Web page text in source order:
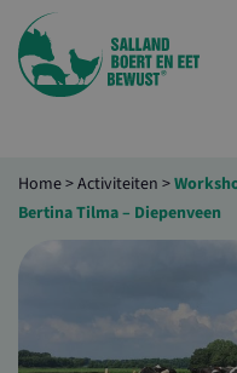
Home>Activiteiten >
Bertina Tilma – Diepenveen